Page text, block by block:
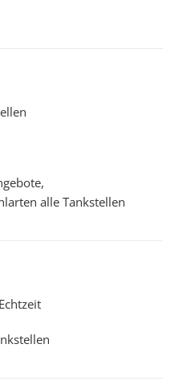
alle Tankstellen